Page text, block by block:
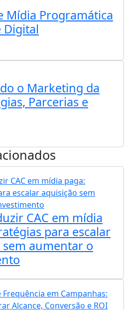
Mídia Programática
Digital
o Marketing da
Parcerias e
CAC em mídia
para escalar
sem aumentar o